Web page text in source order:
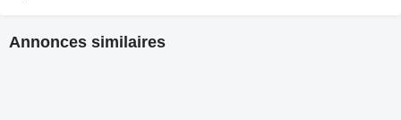
Annonces similaires